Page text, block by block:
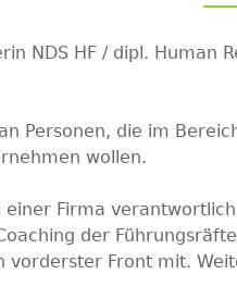
NDS HF / dipl. Human
Personen, die im
wollen.
einer Firma
der
vorderster Front mit.